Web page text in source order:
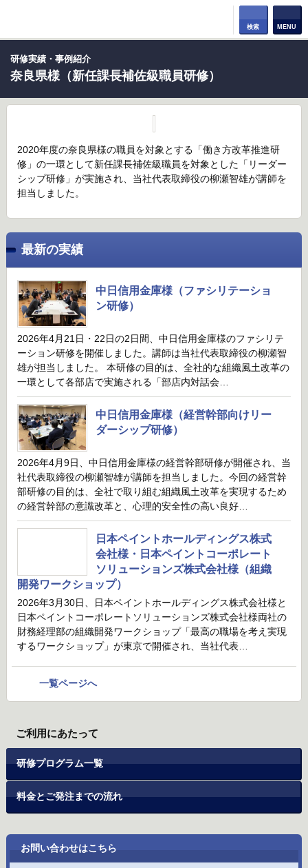
検索 MENU
研修実績・事例紹介
奈良県様（新任課長補佐級職員研修）
2020年度の奈良県様の職員を対象とする「働き方改革推進研
修」の一環として新任課長補佐級職員を対象とした「リーダー
シップ研修」が実施され、当社代表取締役の柳瀬智雄が講師を
担当しました。
最新の実績
中日信用金庫様（ファシリテーショ
ン研修）
2026年4月21日・22日の2日間、中日信用金庫様のファシリテ
ーション研修を開催しました。講師は当社代表取締役の柳瀬智
雄が担当しました。 本研修の目的は、全社的な組織風土改革の
一環として各部店で実施される「部店内対話会…
中日信用金庫様（経営幹部向けリー
ダーシップ研修）
2026年4月9日、中日信用金庫様の経営幹部研修が開催され、当
社代表取締役の柳瀬智雄が講師を担当しました。今回の経営幹
部研修の目的は、全社で取り組む組織風土改革を実現するため
の経営幹部の意識改革と、心理的安全性の高い良好…
日本ペイントホールディングス株式
会社様・日本ペイントコーポレート
ソリューションズ株式会社様（組織
開発ワークショップ）
2026年3月30日、日本ペイントホールディングス株式会社様と
日本ペイントコーポレートソリューションズ株式会社様両社の
財務経理部の組織開発ワークショップ「最高の職場を考え実現
するワークショップ」が東京で開催され、当社代表…
一覧ページへ
ご利用にあたって
研修プログラム一覧
料金とご発注までの流れ
お問い合わせはこちら